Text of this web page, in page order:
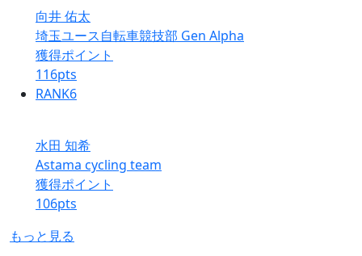
向井 佑太
埼玉ユース自転車競技部 Gen Alpha
獲得ポイント
116pts
RANK6
水田 知希
Astama cycling team
獲得ポイント
106pts
もっと見る